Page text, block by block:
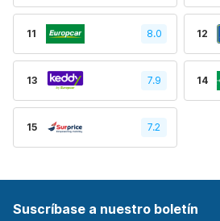
11 8.0 12
13 7.9 14
15 7.2
Suscríbase a nuestro boletín